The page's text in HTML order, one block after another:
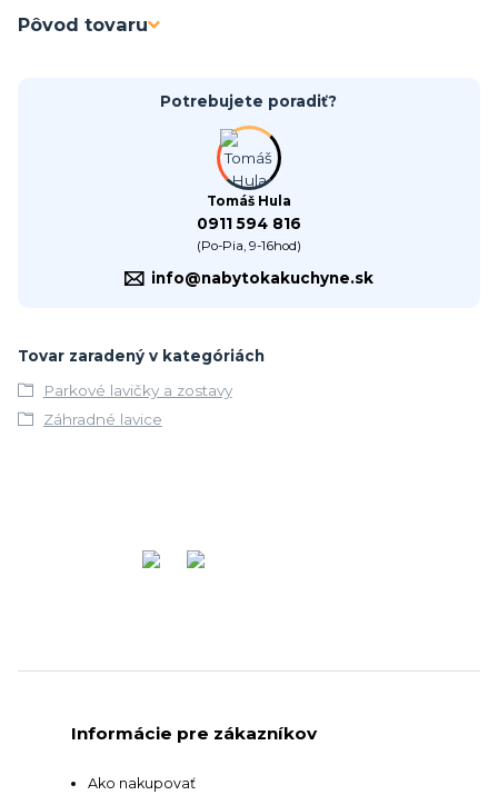
Pôvod tovaru
Potrebujete poradiť?
Tomáš Hula
0911 594 816
(Po-Pia, 9-16hod)
info@nabytokakuchyne.sk
Tovar zaradený v kategóriách
Parkové lavičky a zostavy
Záhradné lavice
Informácie pre zákazníkov
Ako nakupovať